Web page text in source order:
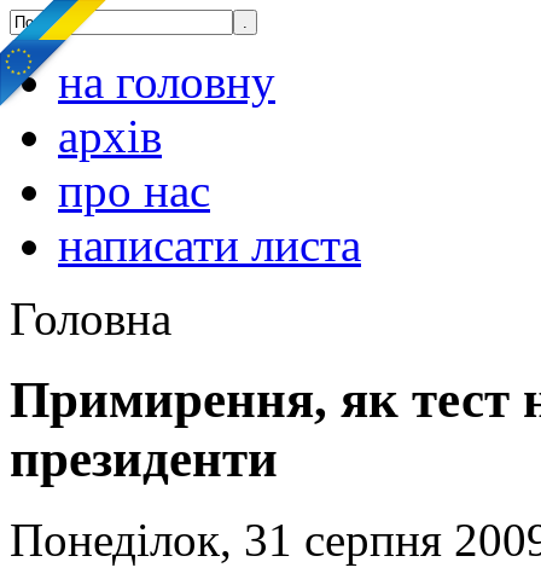
на головну
архів
про нас
написати листа
Головна
Примирення, як тест
президенти
Понеділок, 31 серпня